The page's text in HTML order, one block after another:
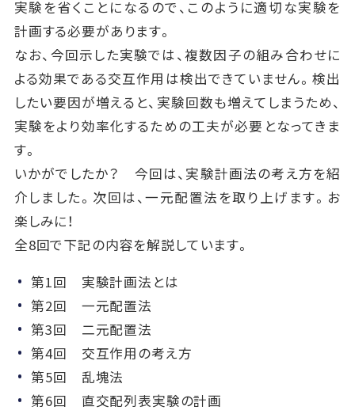
実験を省くことになるので、このように適切な実験を
計画する必要があります。
なお、今回示した実験では、複数因子の組み合わせに
よる効果である交互作用は検出できていません。検出
したい要因が増えると、実験回数も増えてしまうため、
実験をより効率化するための工夫が必要となってきま
す。
いかがでしたか？ 今回は、実験計画法の考え方を紹
介しました。次回は、一元配置法を取り上げます。お
楽しみに！
全8回で下記の内容を解説しています。
第1回 実験計画法とは
第2回 一元配置法
第3回 二元配置法
第4回 交互作用の考え方
第5回 乱塊法
第6回 直交配列表実験の計画